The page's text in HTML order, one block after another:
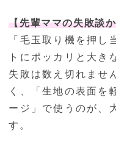
【先輩ママの失敗談
「毛玉取り機を押し
トにポッカリと大き
失敗は数え切れませ
く、「生地の表面を
ージ」で使うのが、
す。